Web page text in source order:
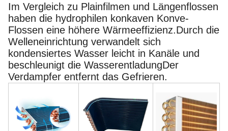
Im Vergleich zu Plainfilmen und Längenflossen
haben die hydrophilen konkaven Konve-
Flossen eine höhere Wärmeeffizienz.Durch die
Welleneinrichtung verwandelt sich
kondensiertes Wasser leicht in Kanäle und
beschleunigt die WasserentladungDer
Verdampfer entfernt das Gefrieren.